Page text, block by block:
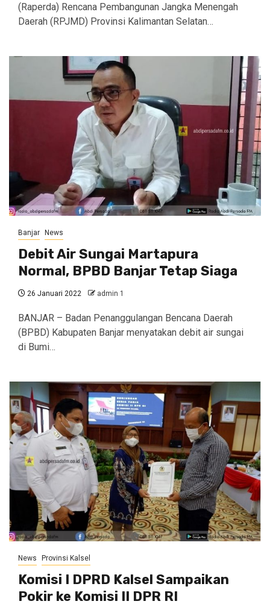
(Raperda) Rencana Pembangunan Jangka Menengah
Daerah (RPJMD) Provinsi Kalimantan Selatan…
Banjar News
Debit Air Sungai Martapura
Normal, BPBD Banjar Tetap Siaga
26 Januari 2022 admin 1
BANJAR – Badan Penanggulangan Bencana Daerah
(BPBD) Kabupaten Banjar menyatakan debit air sungai
di Bumi…
News Provinsi Kalsel
Komisi I DPRD Kalsel Sampaikan
Pokir ke Komisi II DPR RI